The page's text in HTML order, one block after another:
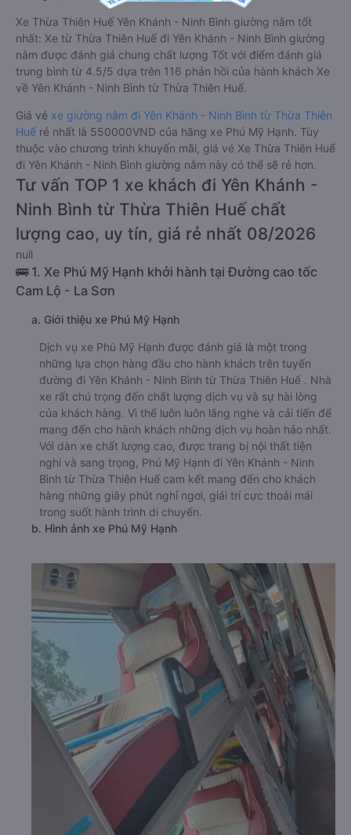
Xe Thừa Thiên Huế Yên Khánh - Ninh Bình giường nằm tốt
nhất: Xe từ Thừa Thiên Huế đi Yên Khánh - Ninh Bình giường
nằm được đánh giá chung chất lượng Tốt với điểm đánh giá
trung bình từ 4.5/5 dựa trên 116 phản hồi của hành khách Xe
về Yên Khánh - Ninh Bình từ Thừa Thiên Huế.
Giá vé xe giường nằm đi Yên Khánh - Ninh Bình từ Thừa Thiên
Huế rẻ nhất là 550000VND của hãng xe Phú Mỹ Hạnh. Tùy
thuộc vào chương trình khuyến mãi, giá vé Xe Thừa Thiên Huế
đi Yên Khánh - Ninh Bình giường nằm này có thể sẽ rẻ hơn.
Tư vấn TOP 1 xe khách đi Yên Khánh -
Ninh Bình từ Thừa Thiên Huế chất
lượng cao, uy tín, giá rẻ nhất 08/2026
null
🚌 1. Xe Phú Mỹ Hạnh khởi hành tại Đường cao tốc
Cam Lộ - La Sơn
a. Giới thiệu xe Phú Mỹ Hạnh
Dịch vụ xe Phú Mỹ Hạnh được đánh giá là một trong
những lựa chọn hàng đầu cho hành khách trên tuyến
đường đi Yên Khánh - Ninh Bình từ Thừa Thiên Huế . Nhà
xe rất chú trọng đến chất lượng dịch vụ và sự hài lòng
của khách hàng. Vì thế luôn luôn lắng nghe và cải tiến để
mang đến cho hành khách những dịch vụ hoàn hảo nhất.
Với dàn xe chất lượng cao, được trang bị nội thất tiện
nghi và sang trọng, Phú Mỹ Hạnh đi Yên Khánh - Ninh
Bình từ Thừa Thiên Huế cam kết mang đến cho khách
hàng những giây phút nghỉ ngơi, giải trí cực thoải mái
trong suốt hành trình di chuyển.
b. Hình ảnh xe Phú Mỹ Hạnh